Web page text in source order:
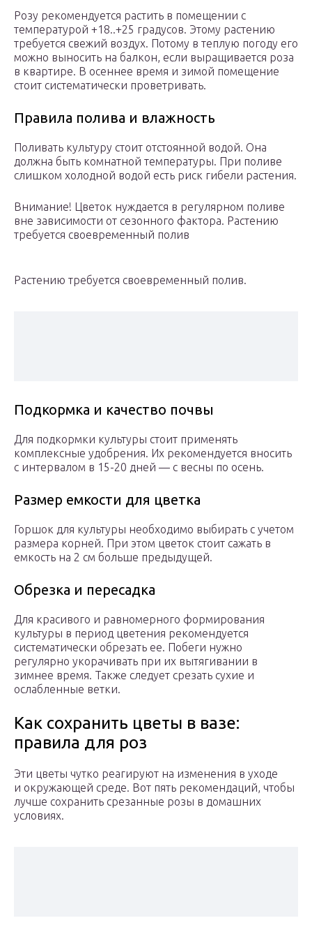
Розу рекомендуется растить в помещении с
температурой +18..+25 градусов. Этому растению
требуется свежий воздух. Потому в теплую погоду его
можно выносить на балкон, если выращивается роза
в квартире. В осеннее время и зимой помещение
стоит систематически проветривать.
Правила полива и влажность
Поливать культуру стоит отстоянной водой. Она
должна быть комнатной температуры. При поливе
слишком холодной водой есть риск гибели растения.
Внимание! Цветок нуждается в регулярном поливе
вне зависимости от сезонного фактора. Растению
требуется своевременный полив
Растению требуется своевременный полив.
Подкормка и качество почвы
Для подкормки культуры стоит применять
комплексные удобрения. Их рекомендуется вносить
с интервалом в 15-20 дней — с весны по осень.
Размер емкости для цветка
Горшок для культуры необходимо выбирать с учетом
размера корней. При этом цветок стоит сажать в
емкость на 2 см больше предыдущей.
Обрезка и пересадка
Для красивого и равномерного формирования
культуры в период цветения рекомендуется
систематически обрезать ее. Побеги нужно
регулярно укорачивать при их вытягивании в
зимнее время. Также следует срезать сухие и
ослабленные ветки.
Как сохранить цветы в вазе:
правила для роз
Эти цветы чутко реагируют на изменения в уходе
и окружающей среде. Вот пять рекомендаций, чтобы
лучше сохранить срезанные розы в домашних
условиях.